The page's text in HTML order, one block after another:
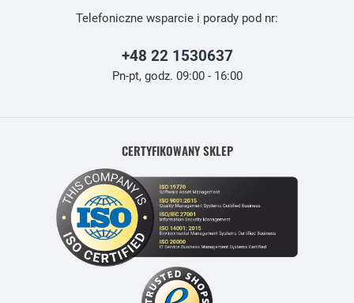
Telefoniczne wsparcie i porady pod nr:
+48 22 1530637
Pn-pt, godz. 09:00 - 16:00
CERTYFIKOWANY SKLEP